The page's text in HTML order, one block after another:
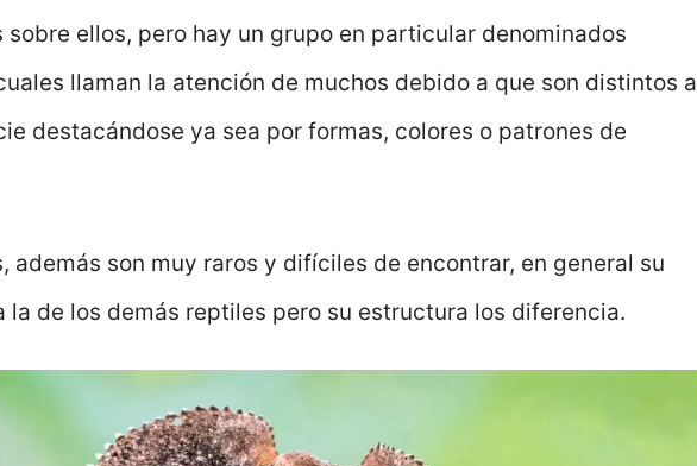
sobre ellos, pero hay un grupo en particular denominados
llaman la atención de muchos debido a que son distintos a
destacándose ya sea por formas, colores o patrones de
además son muy raros y difíciles de encontrar, en general su
la de los demás reptiles pero su estructura los diferencia.